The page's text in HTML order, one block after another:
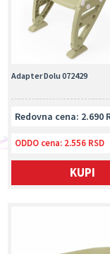
Adapter Dolu 072429
Redovna cena: 2.690
ODDO cena: 2.556 RSD
KUPI